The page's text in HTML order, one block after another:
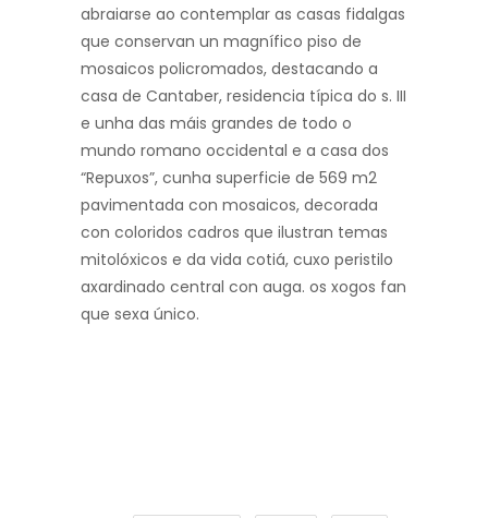
abraiarse ao contemplar as casas fidalgas
que conservan un magnífico piso de
mosaicos policromados, destacando a
casa de Cantaber, residencia típica do s. III
e unha das máis grandes de todo o
mundo romano occidental e a casa dos
“Repuxos”, cunha superficie de 569 m2
pavimentada con mosaicos, decorada
con coloridos cadros que ilustran temas
mitolóxicos e da vida cotiá, cuxo peristilo
axardinado central con auga. os xogos fan
que sexa único.